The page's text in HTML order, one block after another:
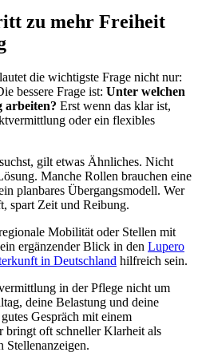
zu mehr Freiheit
die wichtigste Frage nicht nur:
bessere Frage ist: Unter welchen
arbeiten? Erst wenn das klar ist,
oder ein flexibles
gilt etwas Ähnliches. Nicht
Manche Rollen brauchen eine
planbares Übergangsmodell. Wer
spart Zeit und Reibung.
Mobilität oder Stellen mit
ergänzender Blick in den Lupero
in Deutschland hilfreich sein.
in der Pflege nicht um
deine Belastung und deine
Gespräch mit einem
bringt oft schneller Klarheit als
Stellenanzeigen.